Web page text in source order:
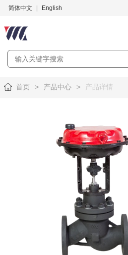
简体中文 English
首页 > 产品中心 > 产品详情